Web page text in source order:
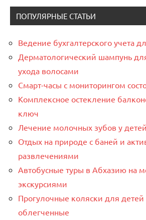
ПОПУЛЯРНЫЕ СТАТЬИ
Ведение бухгалтерского учета
Дерматологический шампунь
ухода волосами
Смарт-часы с мониторингом
Комплексное остекление
ключ
Лечение молочных зубов у
Отдых на природе с баней и
развлечениями
Автобусные туры в Абхазию на
экскурсиями
Прогулочные коляски для
облегченные